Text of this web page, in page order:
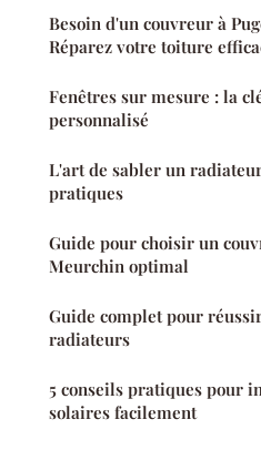
Besoin d'un couvreur à
Réparez votre toiture
Fenêtres sur mesure : la
personnalisé
L'art de sabler un
pratiques
Guide pour choisir un
Meurchin optimal
Guide complet pour
radiateurs
5 conseils pratiques pour
solaires facilement